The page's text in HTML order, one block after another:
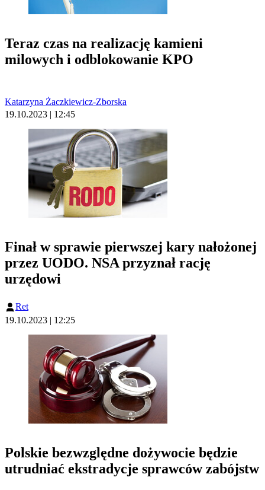
Teraz czas na realizację kamieni
milowych i odblokowanie KPO
Katarzyna Żaczkiewicz-Zborska
19.10.2023 | 12:45
Finał w sprawie pierwszej kary nałożonej
przez UODO. NSA przyznał rację
urzędowi
Ret
19.10.2023 | 12:25
Polskie bezwzględne dożywocie będzie
utrudniać ekstradycje sprawców zabójstw